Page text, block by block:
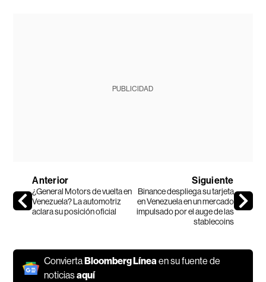
PUBLICIDAD
Anterior
¿General Motors de vuelta en
Venezuela? La automotriz
aclara su posición oficial
Siguiente
Binance despliega su tarjeta
en Venezuela en un mercado
impulsado por el auge de las
stablecoins
ConviertaBloomberg Líneaen su fuente de
noticiasaquí